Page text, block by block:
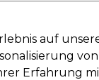
auf
Erfahrung